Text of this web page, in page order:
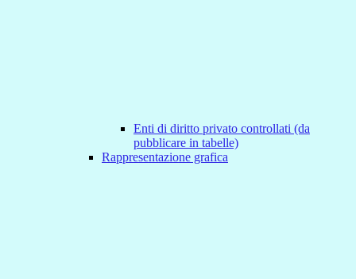
Enti di diritto privato controllati (da
pubblicare in tabelle)
Rappresentazione grafica